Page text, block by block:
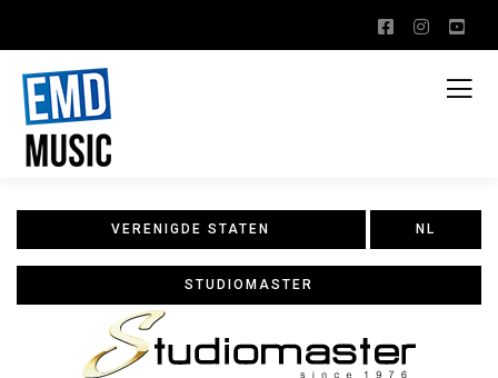
VERENIGDE STATEN NL
STUDIOMASTER